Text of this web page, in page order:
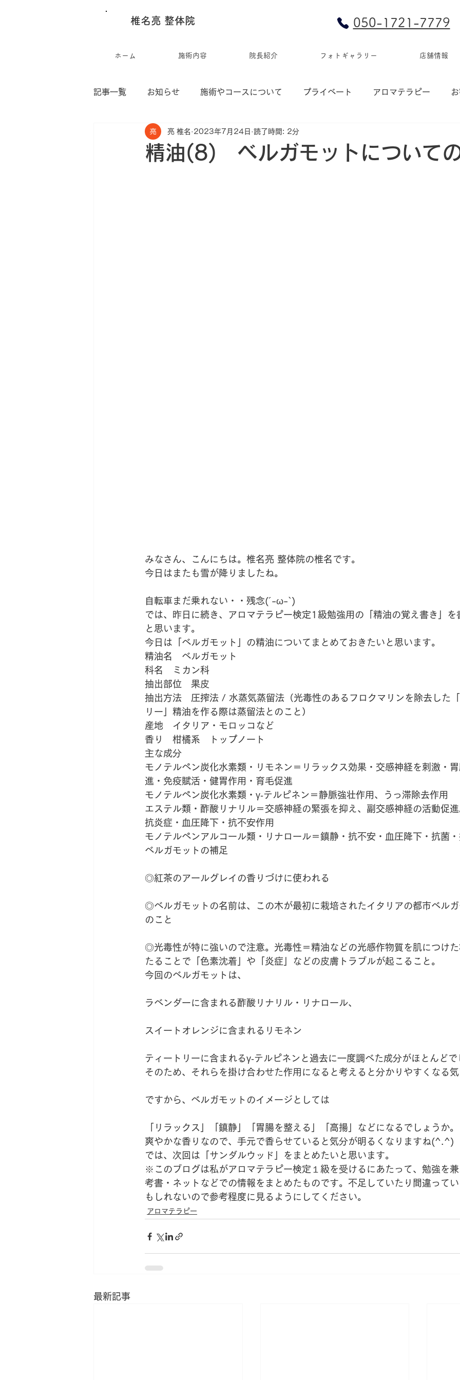
椎名亮 整体院 050-1721-7779
ホーム 施術内容 院長紹介 フォトギャラリー 店舗情報
記事一覧 お知らせ 施術やコースについて プライベート アロマテラピー
椎名亮の作品集
精油(8) ベルガモットについて
亮 椎名 2023年7月24日 読了時間: 2分
みなさん、こんにちは。椎名亮 整体院の椎名です。
今日はまたも雪が降りましたね。
自転車まだ乗れない・・残念(´-ω-`)
では、昨日に続き、アロマテラピー検定1級勉強用の「精油の覚え書き」を
と思います。
今日は「ベルガモット」の精油についてまとめておきたいと思います。
精油名　ベルガモット
科名　ミカン科
抽出部位　果皮
抽出方法　圧搾法 / 水蒸気蒸留法（光毒性のあるフロクマリンを除去した
リー」精油を作る際は蒸留法とのこと）
産地　イタリア・モロッコなど
香り　柑橘系　トップノート
主な成分
モノテルペン炭化水素類・リモネン＝リラックス効果・交感神経を刺激・
進・免疫賦活・健胃作用・育毛促進
モノテルペン炭化水素類・γ‐テルピネン＝静脈強壮作用、うっ滞除去作用
エステル類・酢酸リナリル＝交感神経の緊張を抑え、副交感神経の活動促進
抗炎症・血圧降下・抗不安作用
モノテルペンアルコール類・リナロール＝鎮静・抗不安・血圧降下・抗菌
ベルガモットの補足
◎紅茶のアールグレイの香りづけに使われる
◎ベルガモットの名前は、この木が最初に栽培されたイタリアの都市ベルガ
のこと
◎光毒性が特に強いので注意。光毒性＝精油などの光感作物質を肌につけ
たることで「色素沈着」や「炎症」などの皮膚トラブルが起こること。
今回のベルガモットは、
ラベンダーに含まれる酢酸リナリル・リナロール、
スイートオレンジに含まれるリモネン
ティートリーに含まれるγ‐テルピネンと過去に一度調べた成分がほとんどで
そのため、それらを掛け合わせた作用になると考えると分かりやすくなる気
ですから、ベルガモットのイメージとしては
「リラックス」「鎮静」「胃腸を整える」「高揚」などになるでしょうか。
爽やかな香りなので、手元で香らせていると気分が明るくなりますね(^.^)
では、次回は「サンダルウッド」をまとめたいと思います。
※このブログは私がアロマテラピー検定１級を受けるにあたって、勉強を
考書・ネットなどでの情報をまとめたものです。不足していたり間違って
もしれないので参考程度に見るようにしてください。
アロマテラピー
最新記事